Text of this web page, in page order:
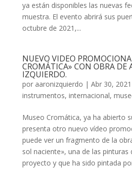
ya están disponibles las nuevas
muestra. El evento abrirá sus
octubre de 2021,...
NUEVO VIDEO
CROMÁTICA» CON OBRA DE
IZQUIERDO.
por aaronizquierdo | Abr 30, 2021
instrumentos, internacional,
Museo Cromática, ya ha abierto
presenta otro nuevo vídeo
puede ver un fragmento de la
sol naciente», una de las
proyecto y que ha sido pintada